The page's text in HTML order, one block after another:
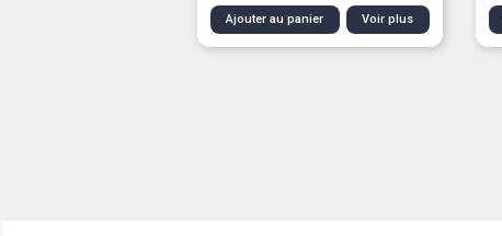
Ajouter au panier Voir plus